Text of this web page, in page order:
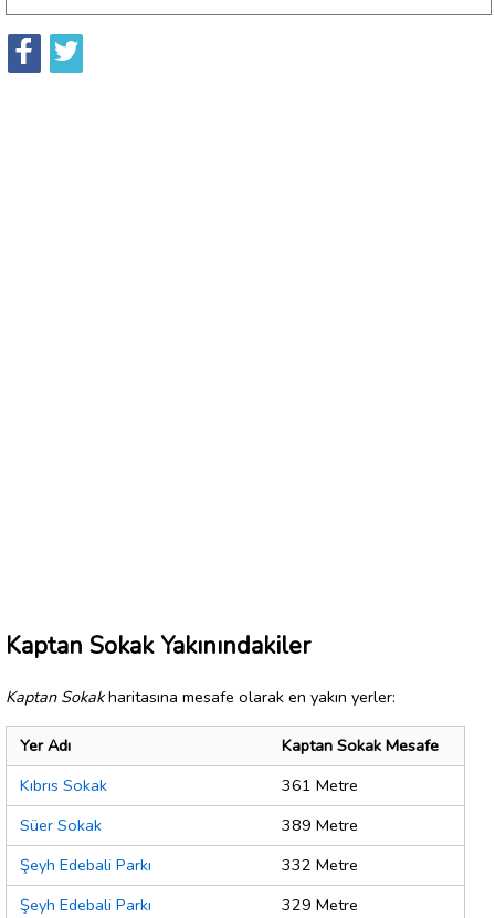
Kaptan Sokak Yakınındakiler
Kaptan Sokakharitasına mesafe olarak en yakın yerler:
Yer Adı
Kaptan Sokak Mesafe
Kıbrıs Sokak
361 Metre
Süer Sokak
389 Metre
Şeyh Edebali Parkı
332 Metre
Şeyh Edebali Parkı
329 Metre